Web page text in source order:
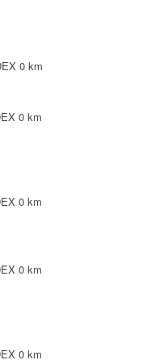
0 km
0 km
0 km
0 km
0 km